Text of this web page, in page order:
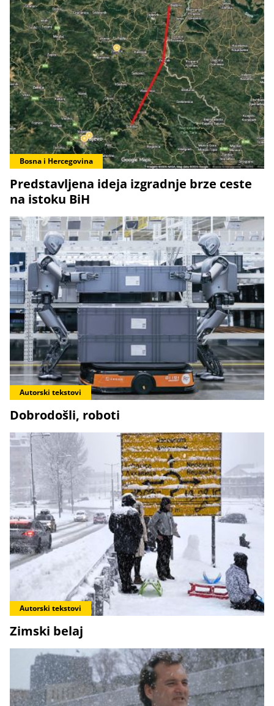
Bosna i Hercegovina
Predstavljena ideja izgradnje brze ceste
na istoku BiH
Autorski tekstovi
Dobrodošli, roboti
Autorski tekstovi
Zimski belaj